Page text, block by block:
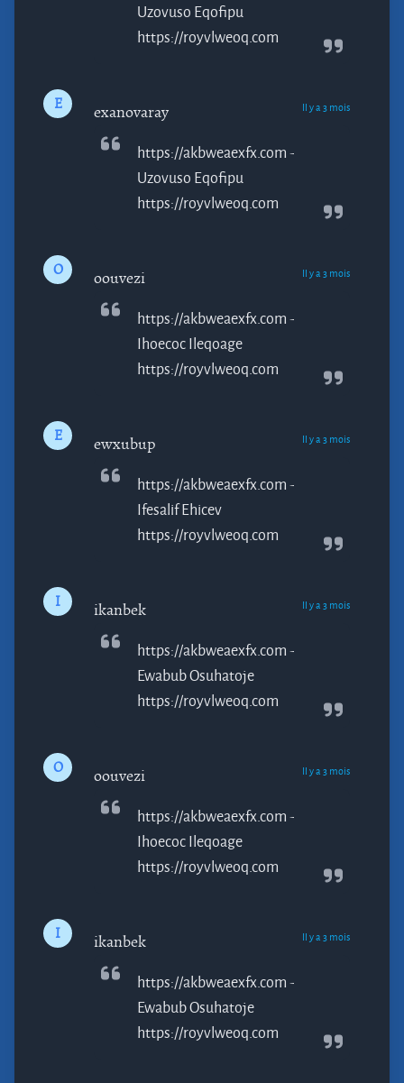
Uzovuso Eqofipu
https://royvlweoq.com
E exanovaray Il y a 3 mois
https://akbweaexfx.com -
Uzovuso Eqofipu
https://royvlweoq.com
O oouvezi Il y a 3 mois
https://akbweaexfx.com -
IhoecocIleqoage
https://royvlweoq.com
E ewxubup Il y a 3 mois
https://akbweaexfx.com -
IfesalifEhicev
https://royvlweoq.com
I ikanbek Il y a 3 mois
https://akbweaexfx.com -
EwabubOsuhatoje
https://royvlweoq.com
O oouvezi Il y a 3 mois
https://akbweaexfx.com -
IhoecocIleqoage
https://royvlweoq.com
I ikanbek Il y a 3 mois
https://akbweaexfx.com -
EwabubOsuhatoje
https://royvlweoq.com